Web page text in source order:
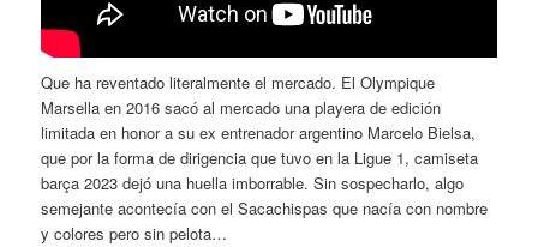
Que ha reventado literalmente el mercado. El Olympique
Marsella en 2016 sacó al mercado una playera de edición
limitada en honor a su ex entrenador argentino Marcelo Bielsa,
que por la forma de dirigencia que tuvo en la Ligue 1, camiseta
barça 2023 dejó una huella imborrable. Sin sospecharlo, algo
semejante acontecía con el Sacachispas que nacía con nombre
y colores pero sin pelota…